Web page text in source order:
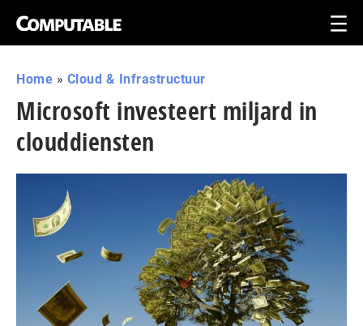
Home » Cloud & Infrastructuur
Microsoft investeert miljard in
clouddiensten